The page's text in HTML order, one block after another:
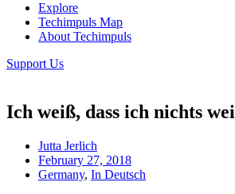
Explore
Techimpuls Map
About Techimpuls
Support Us
Ich weiß, dass ich nichts
Jutta Jerlich
February 27, 2018
Germany, In Deutsch